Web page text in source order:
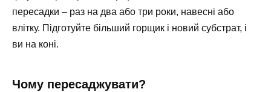
пересадки – раз на два або три роки, навесні або
влітку. Підготуйте більший горщик і новий субстрат, і
ви на коні.
Чому пересаджувати?